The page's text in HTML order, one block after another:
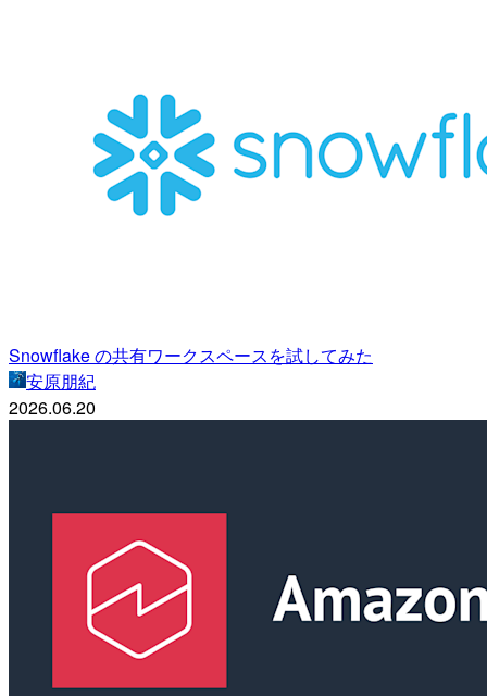
Snowflake の共有ワークスペースを試してみた
安原朋紀
2026.06.20